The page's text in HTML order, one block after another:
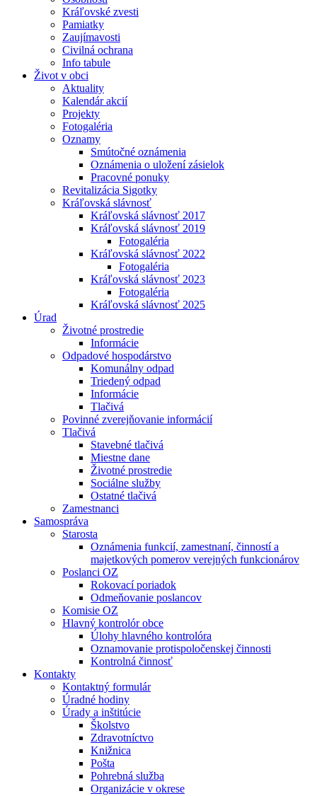
Kráľovské zvesti
Pamiatky
Zaujímavosti
Civilná ochrana
Info tabule
Život v obci
Aktuality
Kalendár akcií
Projekty
Fotogaléria
Oznamy
Smútočné oznámenia
Oznámenia o uložení zásielok
Pracovné ponuky
Revitalizácia Sigotky
Kráľovská slávnosť
Kráľovská slávnosť 2017
Kráľovská slávnosť 2019
Fotogaléria
Kráľovská slávnosť 2022
Fotogaléria
Kráľovská slávnosť 2023
Fotogaléria
Kráľovská slávnosť 2025
Úrad
Životné prostredie
Informácie
Odpadové hospodárstvo
Komunálny odpad
Triedený odpad
Informácie
Tlačivá
Povinné zverejňovanie informácií
Tlačivá
Stavebné tlačivá
Miestne dane
Životné prostredie
Sociálne služby
Ostatné tlačivá
Zamestnanci
Samospráva
Starosta
Oznámenia funkcií, zamestnaní, činností a
majetkových pomerov verejných funkcionárov
Poslanci OZ
Rokovací poriadok
Odmeňovanie poslancov
Komisie OZ
Hlavný kontrolór obce
Úlohy hlavného kontrolóra
Oznamovanie protispoločenskej činnosti
Kontrolná činnosť
Kontakty
Kontaktný formulár
Úradné hodiny
Úrady a inštitúcie
Školstvo
Zdravotníctvo
Knižnica
Pošta
Pohrebná služba
Organizácie v okrese